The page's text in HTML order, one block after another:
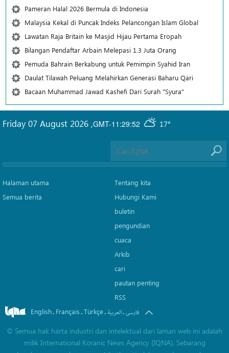
Pameran Halal 2026 Bermula di Indonesia
Malaysia Kekal di Puncak Indeks Pelancongan Islam Global
Lawatan Raja Britain ke Masjid Hijau Pertama Eropah
Bilangan Pendaftar Arbain Melepasi 1.3 Juta Orang
Pemuda Bahrain Berkabung untuk Pemimpin Syahid Iran
Daulat Tilawah Peluang Melahirkan Generasi Baharu Qari
Bacaan Muhammad Jawad Kashefi Dari Surah "Syura"
GMT-11:29:52 17°
Friday 07 August 2026 ,
Halaman utama
Semua berita
Tentang kita
Hubungi Kami
buletin
pengundian
cuaca
Arkib
cari
pautan penting
RSS
English. Français.Türkçe. العربیة.فارسی
© Semua hak harta industri dan intelektual dari laman web ini adalah
milik International Koranic News Agency (IQNA). Sebarang